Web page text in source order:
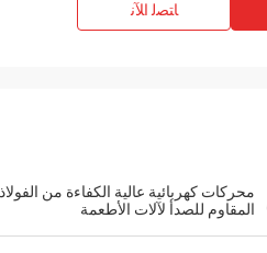
ﺎﺘﺼﻟ ﺍﻶﻧ
محركات كهربائية عالية الكفاءة من الفولاذ
المقاوم للصدأ لآلات الأطعمة